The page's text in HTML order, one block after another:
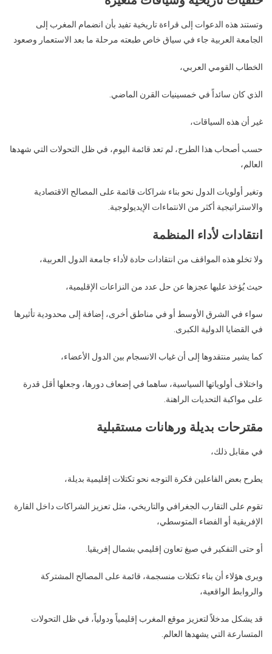
وتستند هذه الدعوات إلى قراءة تاريخية تفيد بأن انضمام المغرب إلى
الجامعة العربية جاء في سياق خاص طبعته مرحلة ما بعد الاستعمار وصعود
الخطاب القومي العربي،
الذي كان سائداً في خمسينيات القرن الماضي.
غير أن هذه السياقات،
حسب أصحاب هذا الطرح، لم تعد قائمة اليوم، في ظل التحولات التي شهدها
العالم،
وتغير أولويات الدول نحو بناء شراكات قائمة على المصالح الاقتصادية
والاستراتيجية أكثر من الانتماءات الإيديولوجية.
انتقادات لأداء المنظمة
ولا تخلو هذه المواقف من انتقادات حادة لأداء جامعة الدول العربية،
حيث يُؤخذ عليها عجزها عن حل عدد من النزاعات الإقليمية،
سواء في الشرق الأوسط أو في مناطق أخرى، إضافة إلى محدودية تأثيرها
في القضايا الدولية الكبرى.
كما يشير منتقدوها إلى أن غياب الانسجام بين الدول الأعضاء،
واختلاف أولوياتها السياسية، ساهما في إضعاف دورها، وجعلها أقل قدرة
على مواكبة التحديات الراهنة.
مقترحات بديلة ورهانات مستقبلية
في مقابل ذلك،
يطرح بعض الفاعلين فكرة التوجه نحو تكتلات إقليمية بديلة،
تقوم على التقارب الجغرافي والتاريخي، مثل تعزيز الشراكات داخل القارة
الإفريقية أو الفضاء المتوسطي،
أو حتى التفكير في صيغ تعاون إقليمي بشمال إفريقيا.
ويرى هؤلاء أن بناء تكتلات منسجمة، قائمة على المصالح المشتركة
والروابط الواقعية،
قد يشكل مدخلاً لتعزيز موقع المغرب إقليمياً ودولياً، في ظل التحولات
المتسارعة التي يشهدها العالم.